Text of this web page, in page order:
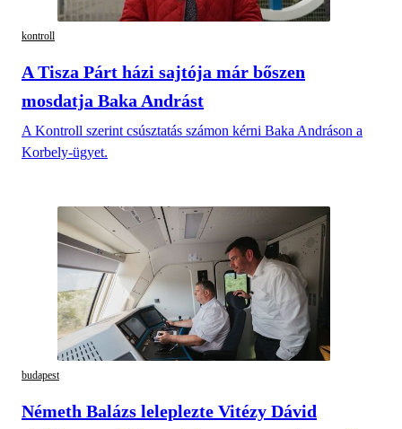
kontroll
A Tisza Párt házi sajtója már bőszen
mosdatja Baka Andrást
A Kontroll szerint csúsztatás számon kérni Baka Andráson a
Korbely-ügyet.
budapest
Németh Balázs leleplezte Vitézy Dávid